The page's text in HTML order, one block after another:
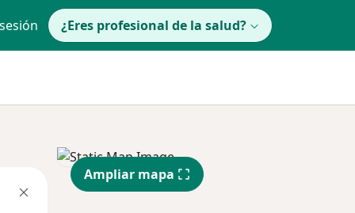
¿Eres profesional de la salud?
Ampliar mapa